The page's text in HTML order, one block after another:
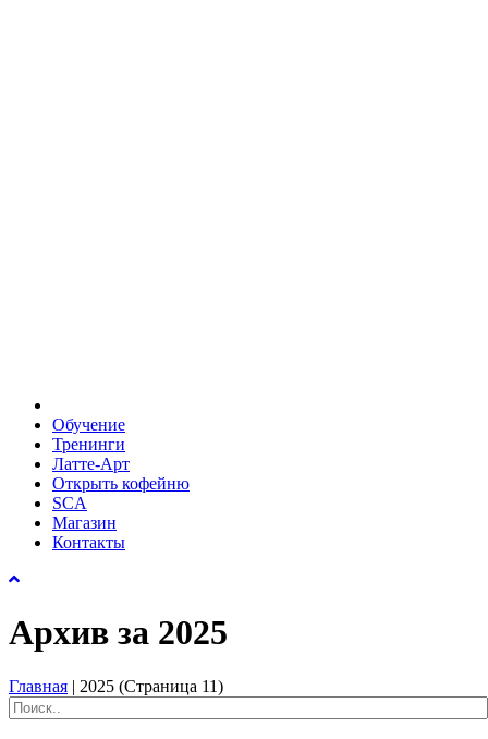
Обучение
Тренинги
Латте-Арт
Открыть кофейню
SCA
Магазин
Контакты
Архив за 2025
Главная | 2025 (Страница 11)